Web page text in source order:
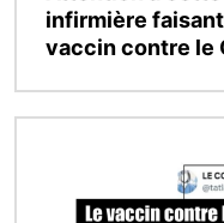
infirmière
vaccin contre le